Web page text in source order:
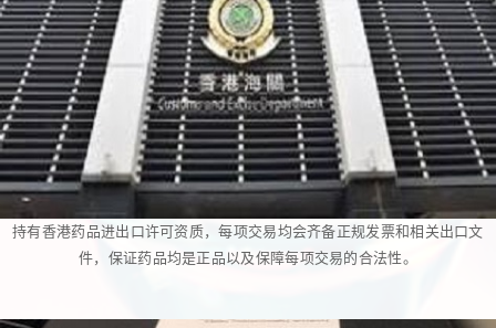
持有香港药品进出口许可资质，每项交易均会齐备正规发票和相关出口文
件，保证药品均是正品以及保障每项交易的合法性。